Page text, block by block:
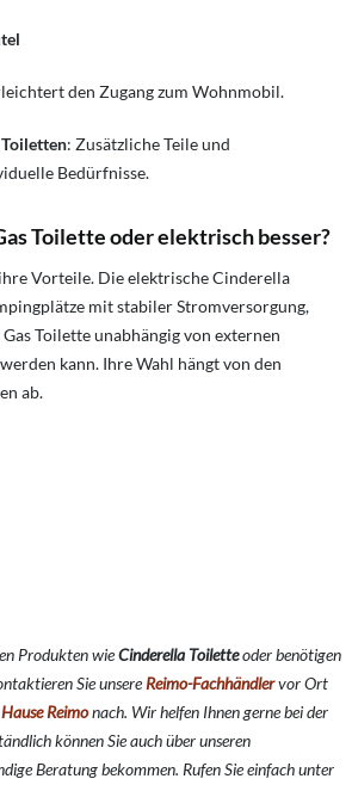
den Zugang zum Wohnmobil.
: Zusätzliche Teile und
Bedürfnisse.
Toilette oder elektrisch besser?
Vorteile. Die elektrische Cinderella
mit stabiler Stromversorgung,
Toilette unabhängig von externen
kann. Ihre Wahl hängt von den
ab.
Produkten wieCinderella Toiletteoder benötigen
Sie unsereReimo-Fachhändlervor Ort
Reimonach. Wir helfen Ihnen gerne bei der
können Sie auch über unseren
Beratung bekommen. Rufen Sie einfach unter